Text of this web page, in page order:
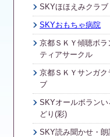
SKYほほえみクラブ
SKYおもちゃ病院
京都ＳＫＹ傾聴ボラ
ティアサークル
京都ＳＫＹサンガク
ブ
SKYオールボランい
どり(彩)
SKY読み聞かせ・朗